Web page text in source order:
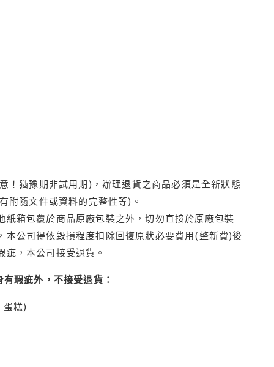
！猶豫期非試用期)，辦理退貨之商品必須是全新狀態
附隨文件或資料的完整性等)。
箱包覆於商品原廠包裝之外，切勿直接於原廠包裝
公司得依毀損程度扣除回復原狀必要費用(整新費)後
，本公司接受退貨。
瑕疵外，不接受退貨：
蛋糕)